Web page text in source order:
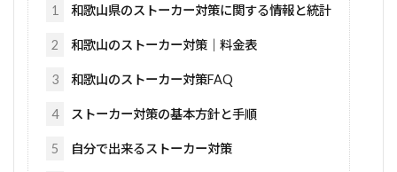
1 和歌山県のストーカー対策に関する情報と統計
2 和歌山のストーカー対策｜料金表
3 和歌山のストーカー対策FAQ
4 ストーカー対策の基本方針と手順
5 自分で出来るストーカー対策